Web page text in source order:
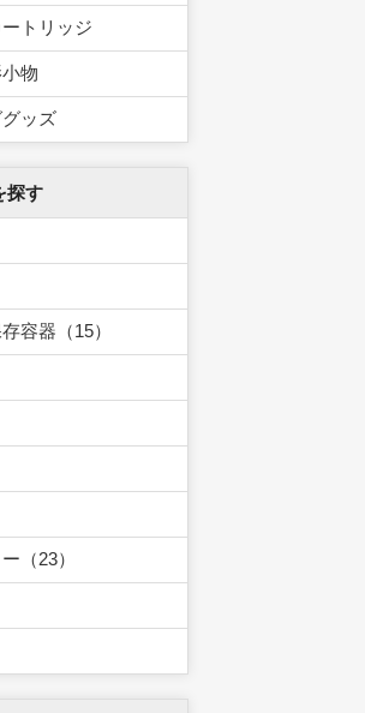
トリッジ
物
ッズ
探す
容器（15）
（23）